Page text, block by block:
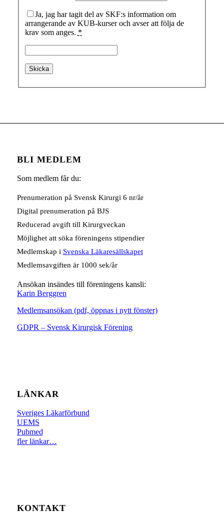
Ja, jag har tagit del av SKF:s information om
arrangerande av KUB-kurser och avser att följa de
krav som anges. *
BLI MEDLEM
Som medlem får du:
Prenumeration på Svensk Kirurgi 6 nr/år
Digital prenumeration på BJS
Reducerad avgift till Kirurgveckan
Möjlighet att söka föreningens stipendier
Medlemskap i Svenska Läkaresällskapet
Medlemsavgiften är 1000 sek/år
Ansökan insändes till föreningens kansli:
Karin Berggren
Medlemsansökan (pdf, öppnas i nytt fönster)
GDPR – Svensk Kirurgisk Förening
LÄNKAR
Sveriges Läkarförbund
UEMS
Pubmed
fler länkar…
KONTAKT